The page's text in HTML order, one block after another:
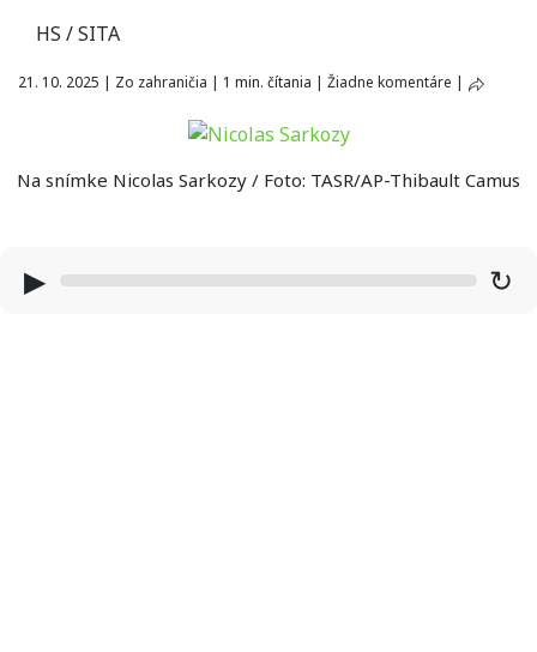
HS / SITA
21. 10. 2025 | Zo zahraničia | 1 min. čítania | Žiadne komentáre |
Na snímke Nicolas Sarkozy / Foto: TASR/AP-Thibault Camus
▶ ↻